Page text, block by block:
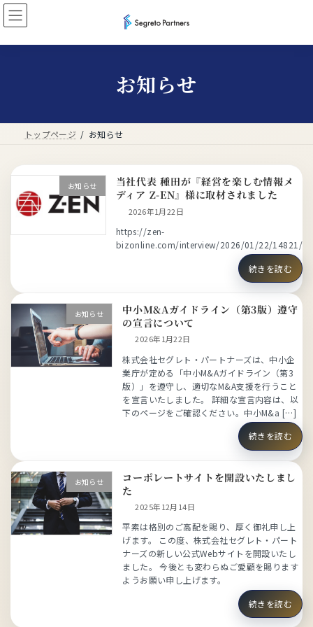
コ
ン
ン
ナ
ビ
ー
お知らせ
トップページ お知らせ
お知らせ
当社代表 種田が『経営を楽しむ情報メ
ディア Z-EN』様に取材されました
2026年1月22日
https://zen-
bizonline.com/interview/2026/01/22/14821/
続きを読む
お知らせ
中小M&Aガイドライン（第3版）遵守
の宣言について
2026年1月22日
株式会社セグレト・パートナーズは、中小企
業庁が定める「中小M&Aガイドライン（第3
版）」を遵守し、適切なM&A支援を行うこと
を宣言いたしました。 詳細な宣言内容は、以
下のページをご確認ください。中小M&a […]
続きを読む
お知らせ
コーポレートサイトを開設いたしまし
た
2025年12月14日
平素は格別のご高配を賜り、厚く御礼申し上
げます。 この度、株式会社セグレト・パート
ナーズの新しい公式Webサイトを開設いたし
ました。 今後とも変わらぬご愛顧を賜ります
ようお願い申し上げます。
続きを読む